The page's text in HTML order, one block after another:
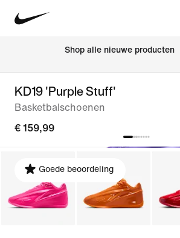
Shop alle nieuwe producten
KD19 'Purple Stuff'
Basketbalschoenen
€ 159,99
Goede beoordeling